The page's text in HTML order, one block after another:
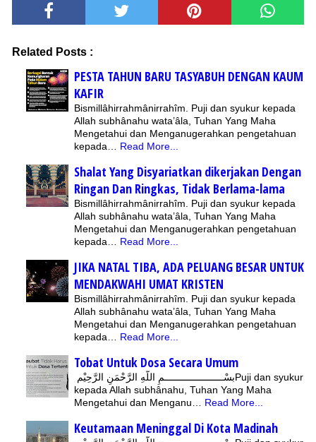
Related Posts :
PESTA TAHUN BARU TASYABUH DENGAN KAUM
KAFIR
Bismillâhirrahmânirrahîm. Puji dan syukur kepada
Allah subhânahu wata’âla, Tuhan Yang Maha
Mengetahui dan Menganugerahkan pengetahuan
kepada… Read More...
Shalat Yang Disyariatkan dikerjakan Dengan
Ringan Dan Ringkas, Tidak Berlama-lama
Bismillâhirrahmânirrahîm. Puji dan syukur kepada
Allah subhânahu wata’âla, Tuhan Yang Maha
Mengetahui dan Menganugerahkan pengetahuan
kepada… Read More...
JIKA NATAL TIBA, ADA PELUANG BESAR UNTUK
MENDAKWAHI UMAT KRISTEN
Bismillâhirrahmânirrahîm. Puji dan syukur kepada
Allah subhânahu wata’âla, Tuhan Yang Maha
Mengetahui dan Menganugerahkan pengetahuan
kepada… Read More...
Tobat Untuk Dosa Secara Umum
kepada Allah subhânahu, Tuhan Yang Maha
Mengetahui dan Menganu… Read More...
Keutamaan Meninggal Di Kota Madinah